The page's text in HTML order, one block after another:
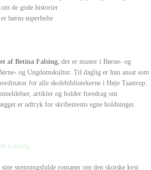
de gode historier
børns superhelte
af Betina Falsing, der er master i Børne- og
og Ungdomskultur. Til daglig er hun ansat som
for alle skolebibliotekerne i Høje Taastrup.
artikler og holder foredrag om
er udtryk for skribentents egne holdninger.
Gosling
stemningsfulde romaner om den skotske kyst